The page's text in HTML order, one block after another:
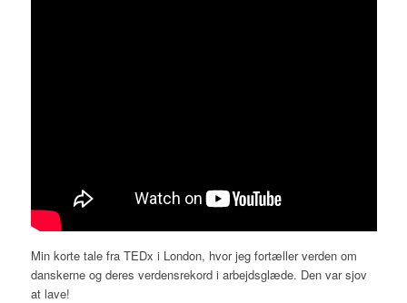
Min korte tale fra TEDx i London, hvor jeg fortæller verden om
danskerne og deres verdensrekord i arbejdsglæde. Den var sjov
at lave!